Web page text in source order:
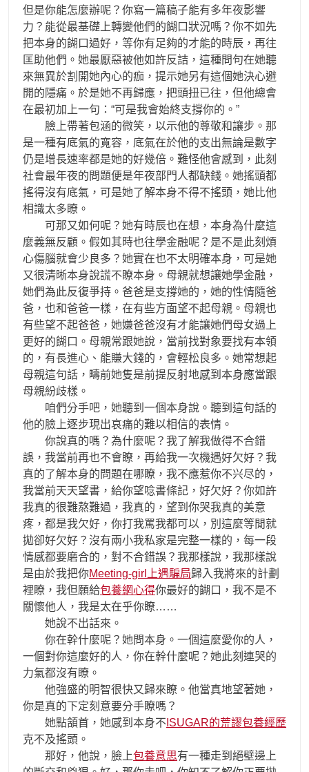
但是你能怎麼辦呢？你寫一篇稿子能有多年夜影響
力？能從最基礎上轉變他們的餬口狀況嗎？你不如先
把本身的餬口過好，等你有足夠的才能的時辰，再往
匡助他們。她最厭惡被他如許反詰，這種問句在她聽
來無異於割開她內心的痂，提示她另有這個她決心避
開的隱痛。於是她不再歸應，把頭扭已往，但他總會
在最初加上一句：“可是我會始終支撐你的。”
臉上帶著包涵的微笑，以示他的尊敬和讓步。那
是一種有底氣的寬容，底氣在於他的支出無論是數字
仍是增長速率都是她的好幾倍。難怪他會感到，此刻
社會最年夜的問題便是年夜部門人都缺錢。她搖頭都
搖得沒有底氣，可是她了解本身不得不搖頭，她比他
相識太多瞭。
可那又如何呢？她有時辰也在想，本身為什麼這
麼義無反顧。假如其時也往學金融呢？是不是此刻煩
心傷腦就會少良多？她實在也不太明確本身，可是她
又很清晰本身說謊不瞭本身。母親就想讓她學金融，
她們為此反復爭持。爸爸是支撐她的，她的性情隨爸
爸，也和爸爸一樣，在有些方面望不起母親。母親也
有些望不起爸爸，她嫌爸爸沒有才能讓她們母女過上
更好的餬口。母親常跟她說，當前找對象要找有本領
的，有長進心、能賺大錢的，會輕松良多。她常想起
母親這句話，疇前她隻是前提反射地感到本身應當跟
母親紛歧樣。
咱們分手吧，她聽到一個本身說。聽到這句話的
他的臉上逐步現出哀痛的難以相信的表情。
你說真的嗎？為什麼呢？我了解我做得不合錯
誤，我當前再也不會瞭，再給我一次機遇好欠好？我
真的了解本身的問題在哪瞭，我不應惹你不兴尽的，
我當前天天望書，給你望唸書條記，好欠好？你如許
我真的很難熬難過，我真的，望到你哭我真的美意
疼，都是我欠好，你打我罵我都可以，別這麼等閒就
拋卻好欠好？沒有兩小我私家是完整一樣的，每一段
情感都要磨合的，對不合錯誤？我那樣說，我那樣說
是由於我把你Meeting-girl上遇騙局歸入我將來的計劃
裡瞭，我但願給包養網心得你最好的餬口，我不是不
關懷他人，我是太在乎你瞭……
她說不出話來。
你在幹什麼呢？她問本身。一個這麼愛你的人，
一個對你這麼好的人，你在幹什麼呢？她此刻連哭的
力氣都沒有瞭。
他強盛的明智很快又歸來瞭。他當真地望著她，
你是真的下定刻意要分手瞭嗎？
她點頷首，她感到本身不 ISUGAR的荒謬包養經歷
克不及搖頭。
那好，他說，臉上包養意思有一種走到絕壁邊上